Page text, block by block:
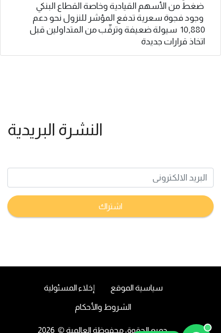
ضغط من الأسهم القيادية وخاصة القطاع البنكي
وجود فجوة سعرية تدفع المؤشر للنزول نحو دعم
10,880 سيولة ضعيفة وترقّب من المتداولين قبل
اتخاذ قرارات جديدة
النشرة البريدية
اشتراك
إخلاء المسئولية سياسية الموقع
الشروط والأحكام
جميع الحقوق محفوظة العالمية © 2026